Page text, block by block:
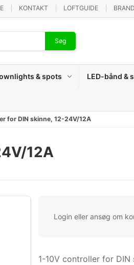
KONTAKT LOFTGUIDE
Søg
& spots LED-bånd &
for DIN skinne, 12-24V/12A
12A
Login eller ansøg om
1-10V controller for DIN